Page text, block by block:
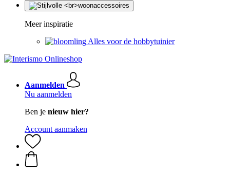
Meer inspiratie
Alles voor de hobbytuinier
Aanmelden
Nu aanmelden
Ben je nieuw hier?
Account aanmaken